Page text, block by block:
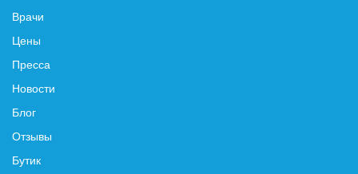
Врачи
Цены
Пресса
Новости
Блог
Отзывы
Бутик